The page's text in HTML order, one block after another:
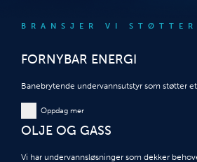
BRANSJER VI STØTTER
FORNYBAR ENERGI
Banebrytende undervannsutstyr som støtter
Oppdag mer
OLJE OG GASS
Vi har undervannsløsninger som dekker